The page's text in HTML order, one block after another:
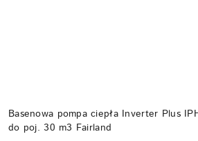
Basenowa pompa ciepła Inverter Plus
do poj. 30 m3 Fairland